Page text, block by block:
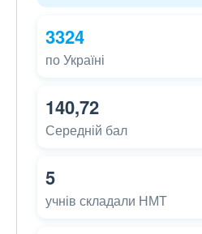
3324
по Україні
140,72
Середній бал
5
учнів складали НМТ